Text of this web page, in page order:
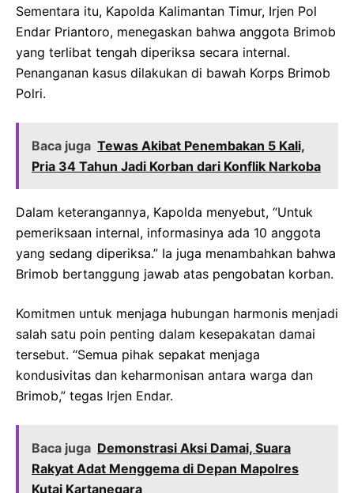
Sementara itu, Kapolda Kalimantan Timur, Irjen Pol
Endar Priantoro, menegaskan bahwa anggota Brimob
yang terlibat tengah diperiksa secara internal.
Penanganan kasus dilakukan di bawah Korps Brimob
Polri.
Baca juga Tewas Akibat Penembakan 5 Kali,
Pria 34 Tahun Jadi Korban dari Konflik Narkoba
Dalam keterangannya, Kapolda menyebut, “Untuk
pemeriksaan internal, informasinya ada 10 anggota
yang sedang diperiksa.” Ia juga menambahkan bahwa
Brimob bertanggung jawab atas pengobatan korban.
Komitmen untuk menjaga hubungan harmonis menjadi
salah satu poin penting dalam kesepakatan damai
tersebut. “Semua pihak sepakat menjaga
kondusivitas dan keharmonisan antara warga dan
Brimob,” tegas Irjen Endar.
Baca juga Demonstrasi Aksi Damai, Suara
Rakyat Adat Menggema di Depan Mapolres
Kutai Kartanegara